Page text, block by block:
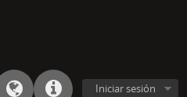
Iniciar sesión